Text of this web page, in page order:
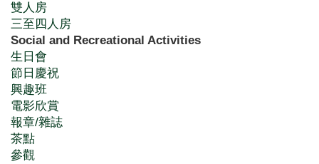
雙人房
三至四人房
Social and Recreational Activities
生日會
節日慶祝
興趣班
電影欣賞
報章/雜誌
茶點
參觀